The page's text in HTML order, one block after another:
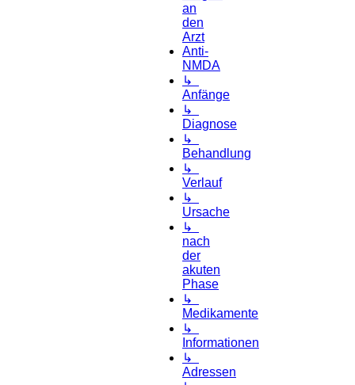
an
den
Arzt
Anti-
NMDA
↳
Anfänge
↳
Diagnose
↳
Behandlung
↳
Verlauf
↳
Ursache
↳
nach
der
akuten
Phase
↳
Medikamente
↳
Informationen
↳
Adressen